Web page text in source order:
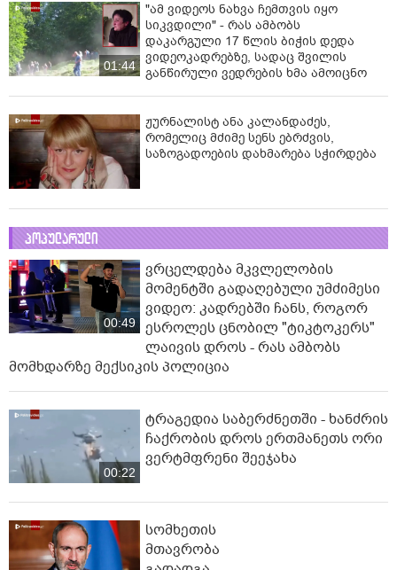
01:44
"ამ ვიდეოს ნახვა ჩემთვის იყო
სიკვდილი" - რას ამბობს
დაკარგული 17 წლის ბიჭის დედა
ვიდეოკადრებზე, სადაც შვილის
განწირული ვედრების ხმა ამოიცნო
ჟურნალისტ ანა კალანდაძეს,
რომელიც მძიმე სენს ებრძვის,
საზოგადოების დახმარება სჭირდება
პოპულარული
00:49
ვრცელდება მკვლელობის
მომენტში გადაღებული უმძიმესი
ვიდეო: კადრებში ჩანს, როგორ
ესროლეს ცნობილ "ტიკტოკერს"
ლაივის დროს - რას ამბობს
მომხდარზე მექსიკის პოლიცია
00:22
ტრაგედია საბერძნეთში - ხანძრის
ჩაქრობის დროს ერთმანეთს ორი
ვერტმფრენი შეეჯახა
სომხეთის
მთავრობა